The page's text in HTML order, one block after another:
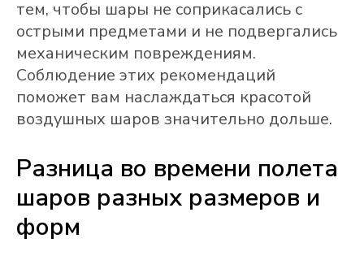
тем, чтобы шары не соприкасались с
острыми предметами и не подвергались
механическим повреждениям.
Соблюдение этих рекомендаций
поможет вам наслаждаться красотой
воздушных шаров значительно дольше.
Разница во времени полета
шаров разных размеров и
форм